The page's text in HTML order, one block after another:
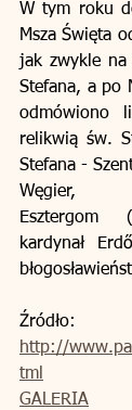
W tym roku
Msza Święta
jak zwykle na
Stefana, a po
odmówiono
relikwią św.
Stefana -
Węgier,
Esztergom
kardynał
http://
tml
GALERIA